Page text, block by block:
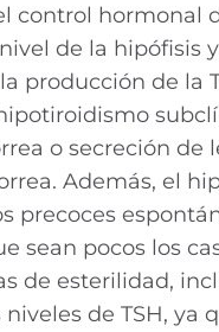
control hormonal
de la hipófisis
producción de la
o secreción
Además, el
precoces
sean pocos los
de esterilidad,
de TSH, ya